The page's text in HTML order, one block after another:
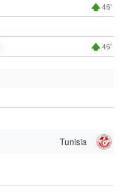
46'
46'
Tunisia